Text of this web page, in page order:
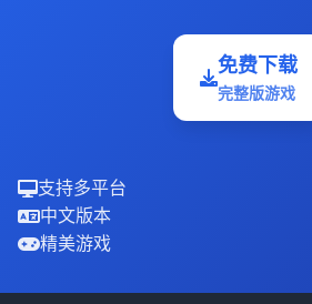
免费下载
完整版游戏
支持多平台
中文版本
精美游戏